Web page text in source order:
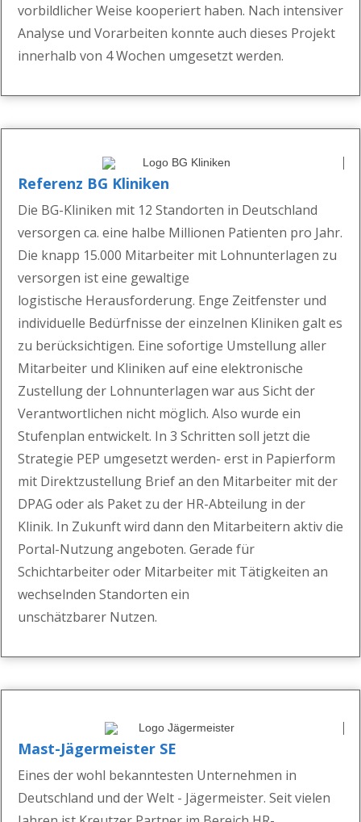
vorbildlicher Weise kooperiert haben. Nach intensiver
Analyse und Vorarbeiten konnte auch dieses Projekt
innerhalb von 4 Wochen umgesetzt werden.
Referenz BG Kliniken
Die BG-Kliniken mit 12 Standorten in Deutschland
versorgen ca. eine halbe Millionen Patienten pro Jahr.
Die knapp 15.000 Mitarbeiter mit Lohnunterlagen zu
versorgen ist eine gewaltige
logistische Herausforderung. Enge Zeitfenster und
individuelle Bedürfnisse der einzelnen Kliniken galt es
zu berücksichtigen. Eine sofortige Umstellung aller
Mitarbeiter und Kliniken auf eine elektronische
Zustellung der Lohnunterlagen war aus Sicht der
Verantwortlichen nicht möglich. Also wurde ein
Stufenplan entwickelt. In 3 Schritten soll jetzt die
Strategie PEP umgesetzt werden- erst in Papierform
mit Direktzustellung Brief an den Mitarbeiter mit der
DPAG oder als Paket zu der HR-Abteilung in der
Klinik. In Zukunft wird dann den Mitarbeitern aktivdie
Portal-Nutzung angeboten. Gerade für
Schichtarbeiter oder Mitarbeiter mit Tätigkeiten an
wechselnden Standorten ein
unschätzbarer Nutzen.
Mast-Jägermeister SE
Eines der wohl bekanntesten Unternehmen in
Deutschland und der Welt - Jägermeister. Seit vielen